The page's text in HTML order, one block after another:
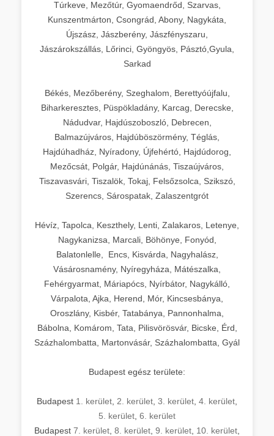
Túrkeve, Mezőtúr, Gyomaendrőd, Szarvas,
Kunszentmárton, Csongrád, Abony, Nagykáta,
Újszász, Jászberény, Jászfényszaru,
Jászárokszállás, Lőrinci, Gyöngyös, Pásztó,Gyula,
Sarkad
Békés, Mezőberény, Szeghalom, Berettyóújfalu,
Biharkeresztes, Püspökladány, Karcag, Derecske,
Nádudvar, Hajdúszoboszló, Debrecen,
Balmazújváros, Hajdúböszörmény, Téglás,
Hajdúhadház, Nyíradony, Újfehértó, Hajdúdorog,
Mezőcsát, Polgár, Hajdúnánás, Tiszaújváros,
Tiszavasvári, Tiszalök, Tokaj, Felsőzsolca, Szikszó,
Szerencs, Sárospatak, Zalaszentgrót
Hévíz, Tapolca, Keszthely, Lenti, Zalakaros, Letenye,
Nagykanizsa, Marcali, Böhönye, Fonyód,
Balatonlelle, Encs, Kisvárda, Nagyhalász,
Vásárosnamény, Nyíregyháza, Mátészalka,
Fehérgyarmat, Máriapócs, Nyírbátor, Nagykálló,
Várpalota, Ajka, Herend, Mór, Kincsesbánya,
Oroszlány, Kisbér, Tatabánya, Pannonhalma,
Bábolna, Komárom, Tata, Pilisvörösvár, Bicske, Érd,
Százhalombatta, Martonvásár, Százhalombatta, Gyál
Budapest egész területe:
Budapest 1. kerület 2. kerület 3. kerület 4. kerület
5. kerület 6. kerület
Budapest 7. kerület 8. kerület 9. kerület 10. kerület